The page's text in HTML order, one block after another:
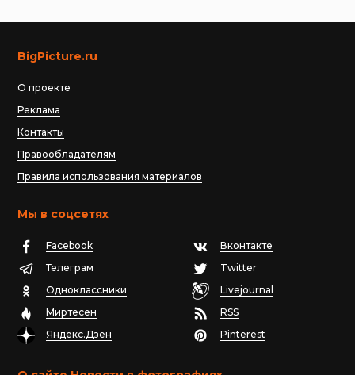
BigPicture.ru
О проекте
Реклама
Контакты
Правообладателям
Правила использования материалов
Мы в соцсетях
Facebook
Вконтакте
Телеграм
Twitter
Одноклассники
Livejournal
Миртесен
RSS
Яндекс.Дзен
Pinterest